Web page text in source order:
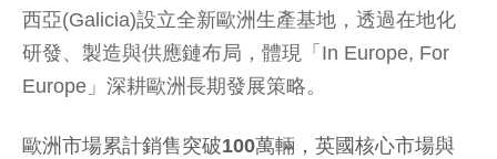
西亞(Galicia)設立全新歐洲生產基地，透過在地化
研發、製造與供應鏈布局，體現「In Europe, For
Europe」深耕歐洲長期發展策略。
歐洲市場累計銷售突破100萬輛，英國核心市場與